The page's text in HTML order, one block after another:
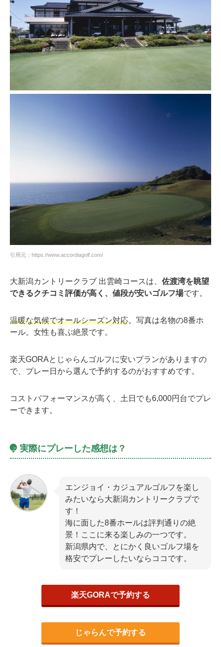
引用元：https://www.accordiagolf.com/
大新潟カントリークラブ 出雲崎コースは、 佐渡湾を眺望
できるクチコミ評価が高く、値段が安いゴルフ場です。
温暖な気候でオールシーズン対応。写真は名物の8番ホ
ール。女性も喜ぶ絶景です。
楽天GORAとじゃらんゴルフに安いプランがありますの
で、プレー日から選んで予約するのがおすすめです。
コストパフォーマンスが高く、土日でも6,000円台でプレ
ーできます。
実際にプレーした感想は？
エンジョイ・カジュアルゴルフを楽し
みたいなら大新潟カントリークラブで
す！
海に面した8番ホールは評判通りの絶
景！ここに来る楽しみの一つです。
新潟県内で、とにかく良いゴルフ場を
格安でプレーしたいならココです。
楽天GORAで予約する
じゃらんで予約する